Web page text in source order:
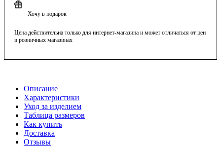
Хочу в подарок
Цена действительна только для интернет-магазина и может отличаться от цен
в розничных магазинах
Описание
Характеристики
Уход за изделием
Таблица размеров
Как купить
Доставка
Отзывы